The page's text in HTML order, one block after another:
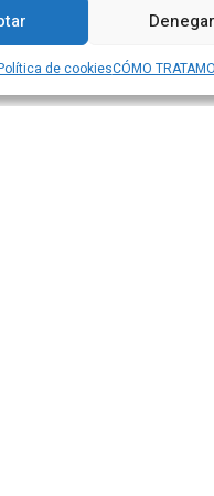
Denegar
de cookiesCÓMO